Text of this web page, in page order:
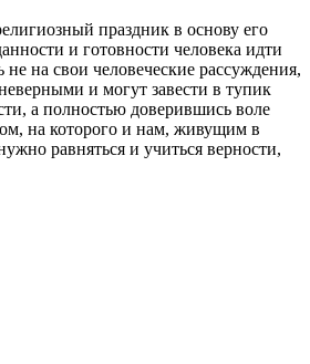
праздник в основу его
и готовности человека идти
на свои человеческие рассуждения,
и могут завести в тупик
а полностью доверившись воле
на которого и нам, живущим в
равняться и учиться верности,